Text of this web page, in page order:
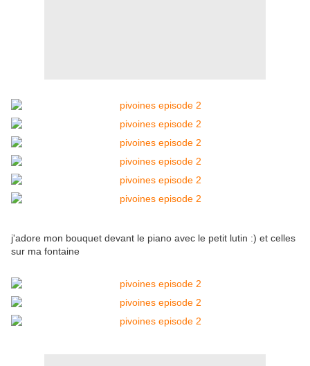
j'adore mon bouquet devant le piano avec le petit lutin :) et celles
sur ma fontaine